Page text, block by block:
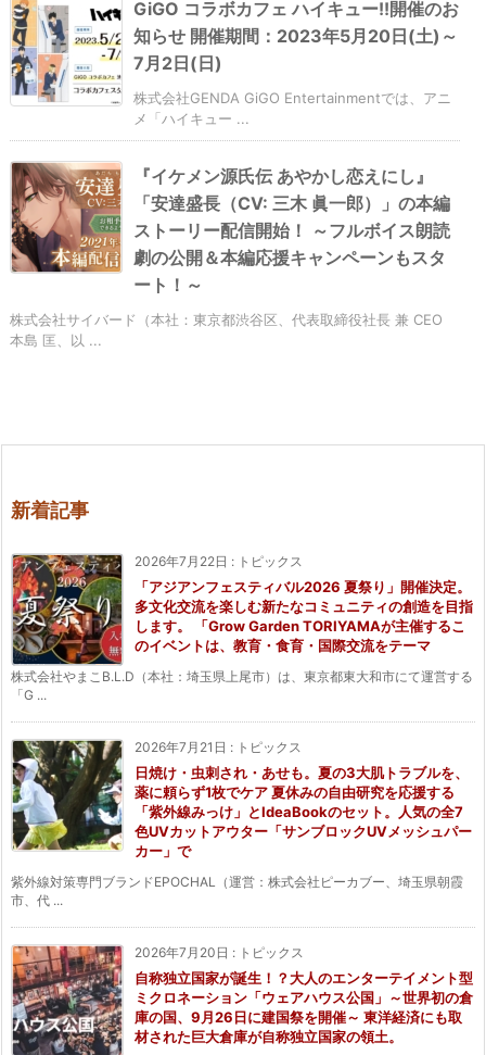
GiGO コラボカフェ ハイキュー!!開催のお
知らせ 開催期間：2023年5月20日(土)～
7月2日(日)
株式会社GENDA GiGO Entertainmentでは、アニ
メ「ハイキュー ...
『イケメン源氏伝 あやかし恋えにし』
「安達盛長（CV: 三木 眞一郎）」の本編
ストーリー配信開始！ ～フルボイス朗読
劇の公開＆本編応援キャンペーンもスタ
ート！～
株式会社サイバード（本社：東京都渋谷区、代表取締役社長 兼 CEO
本島 匡、以 ...
新着記事
2026年7月22日 : トピックス
「アジアンフェスティバル2026 夏祭り」開催決定。
多文化交流を楽しむ新たなコミュニティの創造を目指
します。 「Grow Garden TORIYAMAが主催するこ
のイベントは、教育・食育・国際交流をテーマ
株式会社やまこB.L.D（本社：埼玉県上尾市）は、東京都東大和市にて運営する
「G ...
2026年7月21日 : トピックス
日焼け・虫刺され・あせも。夏の3大肌トラブルを、
薬に頼らず1枚でケア 夏休みの自由研究を応援する
「紫外線みっけ」とIdeaBookのセット。人気の全7
色UVカットアウター「サンブロックUVメッシュパー
カー」で
紫外線対策専門ブランドEPOCHAL（運営：株式会社ピーカブー、埼玉県朝霞
市、代 ...
2026年7月20日 : トピックス
自称独立国家が誕生！？大人のエンターテイメント型
ミクロネーション「ウェアハウス公国」～世界初の倉
庫の国、9月26日に建国祭を開催～ 東洋経済にも取
材された巨大倉庫が自称独立国家の領土。